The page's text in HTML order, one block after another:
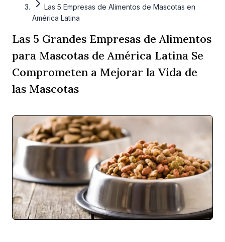
Las 5 Empresas de Alimentos de Mascotas en
América Latina
Las 5 Grandes Empresas de Alimentos
para Mascotas de América Latina Se
Comprometen a Mejorar la Vida de
las Mascotas